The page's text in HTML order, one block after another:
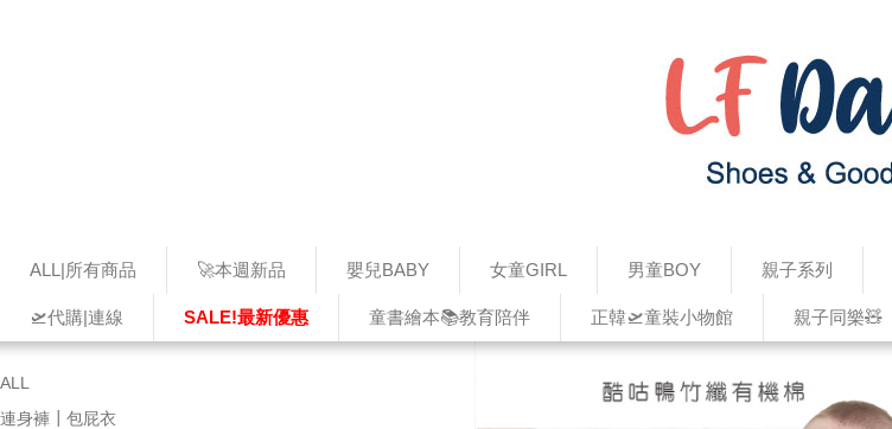
ALL|所有商品 🚀本週新品 嬰兒BABY 女童GIRL 男童BOY 親子系列
🛫代購|連線 SALE!最新優惠 童書繪本📚教育陪伴 正韓🛫童裝小物館 親子同樂🧸
ALL
連身褲┃包屁衣